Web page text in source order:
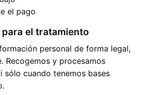
el pago
para el tratamiento
personal de forma legal,
Recogemos y procesamos
sólo cuando tenemos bases